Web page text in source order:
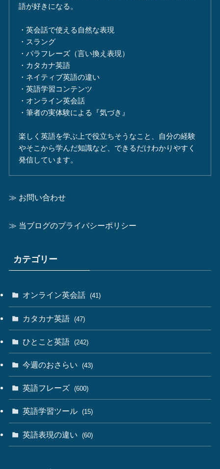
語が好きになる。
・英会話で使える自然な表現
・スラング
・パラフレーズ（言い換え表現）
・カタカナ英語
・ネイティブ英語の違い
・英語学習コンテンツ
・オンライン英会話
・筆者の実体験による『気づき』
楽しく英語を学ぶ上で役立ちそうなこと、自分の経験
やそこから学んだ知識など、できるだけわかりやすく
発信しています。
≫ お問い合わせ
≫ 当ブログのプライバシーポリシー
カテゴリー
オンライン英会話 (41)
カタカナ英語 (47)
ひとこと英語 (242)
今週のおさらい (43)
英語フレーズ (600)
英語学習ツール (15)
英語表現の違い (60)